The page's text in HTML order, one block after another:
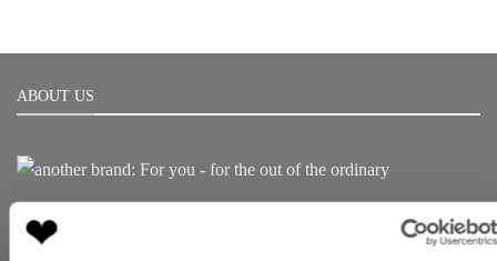
ABOUT US
Born in Munich.
Inspiring Designs.